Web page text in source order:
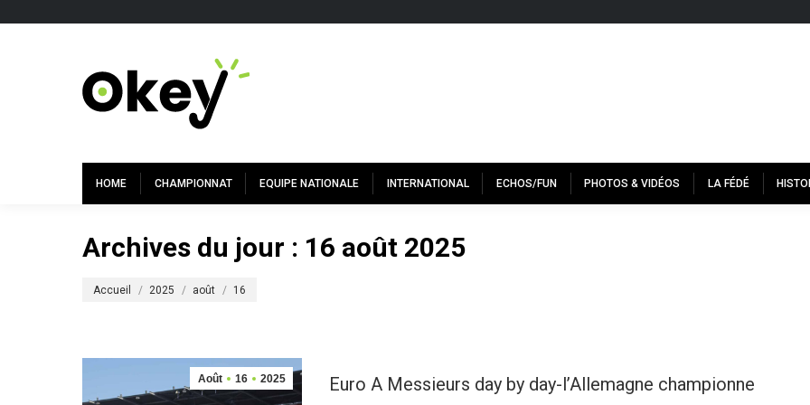
HOME CHAMPIONNAT EQUIPE NATIONALE INTERNATIONAL ECHOS/FUN PHOTOS & VIDÉOS LA FÉDÉ
Archives du jour : 16 août 2025
Accueil 2025 août 16
Août 16 2025 Euro A Messieurs day by day-l’Allemagne championne